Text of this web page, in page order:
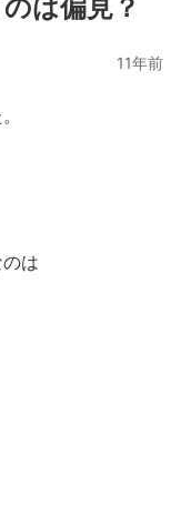
は偏見？
11年前
は